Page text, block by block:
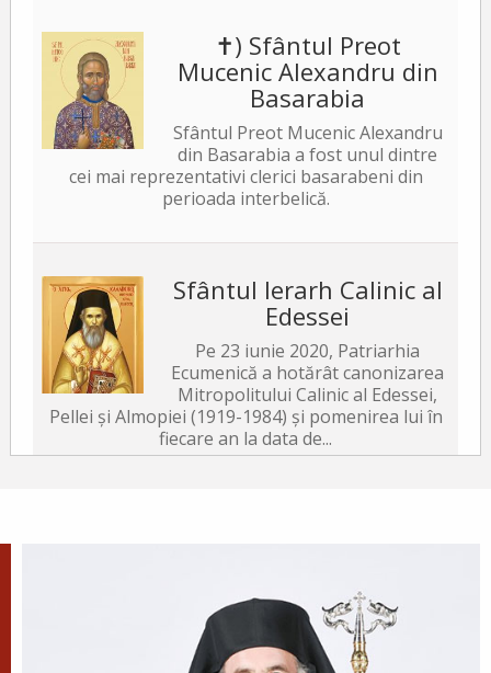
✝) Sfântul Preot
Mucenic Alexandru din
Basarabia
Sfântul Preot Mucenic Alexandru
din Basarabia a fost unul dintre
cei mai reprezentativi clerici basarabeni din
perioada interbelică.
Sfântul Ierarh Calinic al
Edessei
Pe 23 iunie 2020, Patriarhia
Ecumenică a hotărât canonizarea
Mitropolitului Calinic al Edessei,
Pellei și Almopiei (1919-1984) și pomenirea lui în
fiecare an la data de...
Sfântul Ierarh Emilian,
mărturisitorul lui Hristos, a trăit
pe vremea împărăției lui Leon Armeanul,